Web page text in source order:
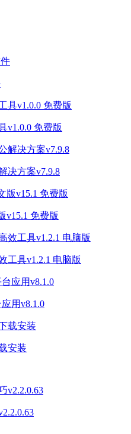
v1.0.0 免费版
决方案v7.9.8
v15.1 免费版
工具v1.2.1 电脑版
用v8.1.0
安装